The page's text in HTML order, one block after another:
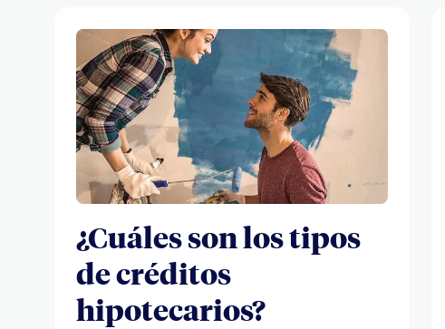
¿Cuáles son los tipos
de créditos
hipotecarios?